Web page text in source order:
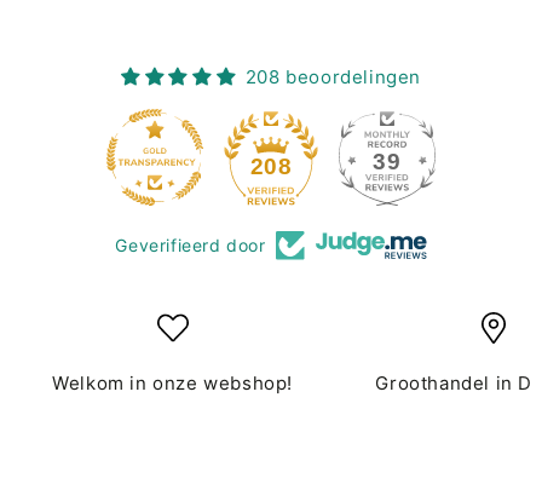
208 beoordelingen
208 39
Geverifieerd door
Welkom in onze webshop! Groothandel in